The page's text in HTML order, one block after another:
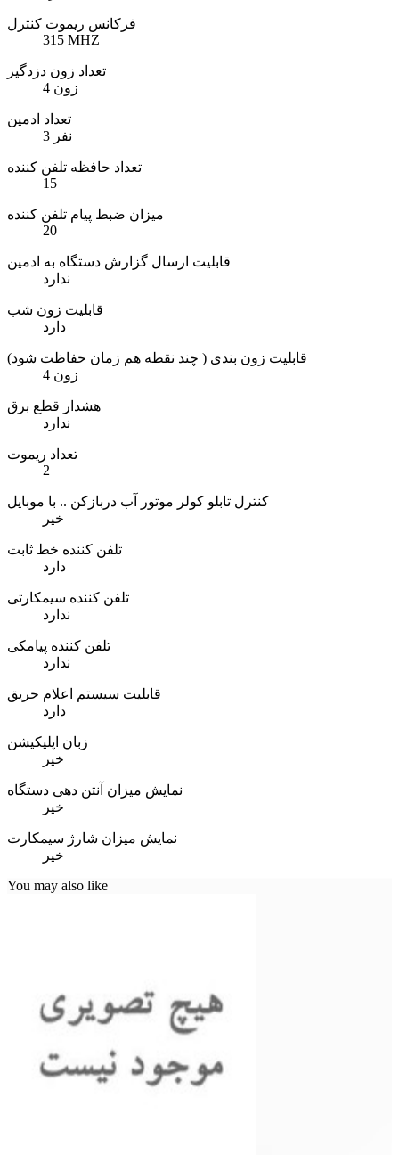
فرکانس ریموت کنترل
315 MHZ
تعداد زون دزدگیر
4 زون
تعداد ادمین
3 نفر
تعداد حافظه تلفن کننده
15
میزان ضبط پیام تلفن کننده
20
قابلیت ارسال گزارش دستگاه به ادمین
ندارد
قابلیت زون شب
دارد
قابلیت زون بندی ( چند نقطه هم زمان حفاظت شود)
4 زون
هشدار قطع برق
ندارد
تعداد ریموت
2
کنترل تابلو کولر موتور آب دربازکن .. با موبایل
خیر
تلفن کننده خط ثابت
دارد
تلفن کننده سیمکارتی
ندارد
تلفن کننده پیامکی
ندارد
قابلیت سیستم اعلام حریق
دارد
زبان اپلیکیشن
خیر
نمایش میزان آنتن دهی دستگاه
خیر
نمایش میزان شارژ سیمکارت
خیر
You may also like